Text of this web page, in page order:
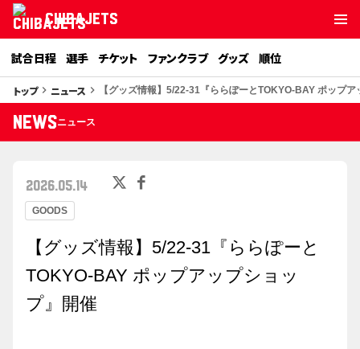
CHIBAJETS
試合日程 選手 チケット ファンクラブ グッズ 順位
トップkeyboard_arrow_right ニュース keyboard_arrow_right 【グッズ情報】5/22-31『ららぽーとTOKYO-BAY ポップ
NEWSニュース
GOODS
2026.05.14
【グッズ情報】5/22-31『ららぽーと
TOKYO-BAY ポップアップショッ
プ』開催